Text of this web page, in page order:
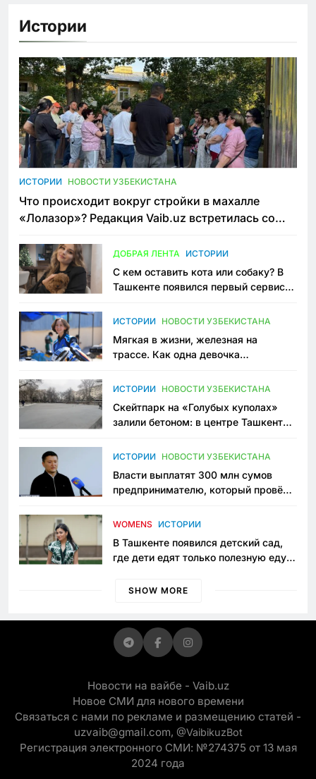
Истории
ИСТОРИИ НОВОСТИ УЗБЕКИСТАНА
Что происходит вокруг стройки в махалле
«Лолазор»? Редакция Vaib.uz встретилась со
ДОБРАЯ ЛЕНТА ИСТОРИИ
С кем оставить кота или собаку? В
Ташкенте появился первый сервис
ИСТОРИИ НОВОСТИ УЗБЕКИСТАНА
Мягкая в жизни, железная на
трассе. Как одна девочка
Узбекистане
ИСТОРИИ НОВОСТИ УЗБЕКИСТАНА
Скейтпарк на «Голубых куполах»
залили бетоном: в центре Ташкента
пространство
ИСТОРИИ НОВОСТИ УЗБЕКИСТАНА
Власти выплатят 300 млн сумов
предпринимателю, который провёл
приговору
WOMENS ИСТОРИИ
В Ташкенте появился детский сад,
где дети едят только полезную еду.
просить «кашу без сахара»
SHOW MORE
Новости на вайбе - Vaib.uz
Новое СМИ для нового времени
Связаться с нами по рекламе и размещению статей -
uzvaib@gmail.com, @VaibikuzBot
Регистрация электронного СМИ: №274375 от 13 мая
2024 года